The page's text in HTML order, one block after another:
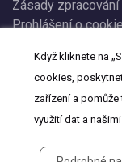
Zásady
Prohlášení o
Prohlášení
Kontakt
Když kliknete na
cookies,
zařízení a
využití dat a